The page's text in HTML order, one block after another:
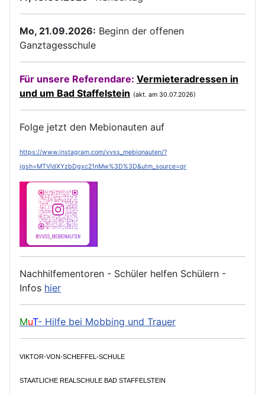
Mo, 21.09.2026: Beginn der offenen
Ganztagesschule
Für unsere Referendare: Vermieteradressen in
und um Bad Staffelstein (akt. am 30.07.2026)
Folge jetzt den Mebionauten auf
https://www.instagram.com/vvss_mebionauten/?
igsh=MTVldXYzbDgxc21nMw%3D%3D&utm_source=qr
Nachhilfementoren - Schüler helfen Schülern -
Infos hier
MuT- Hilfe bei Mobbing und Trauer
VIKTOR-VON-SCHEFFEL-SCHULE
STAATLICHE REALSCHULE BAD STAFFELSTEIN